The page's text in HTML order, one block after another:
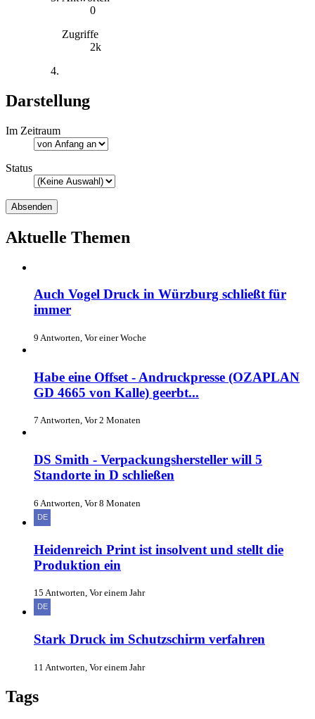
0
Zugriffe
2k
Darstellung
Im Zeitraum
Status
Aktuelle Themen
Auch Vogel Druck in Würzburg schließt für
immer
9 Antworten, Vor einer Woche
Habe eine Offset - Andruckpresse (OZAPLAN
GD 4665 von Kalle) geerbt...
7 Antworten, Vor 2 Monaten
DS Smith - Verpackungshersteller will 5
Standorte in D schließen
6 Antworten, Vor 8 Monaten
Heidenreich Print ist insolvent und stellt die
Produktion ein
15 Antworten, Vor einem Jahr
Stark Druck im Schutzschirm verfahren
11 Antworten, Vor einem Jahr
Tags